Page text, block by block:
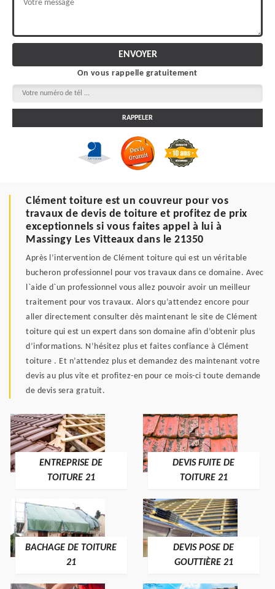
On vous rappelle gratuitement
Clément toiture est un couvreur pour vos
travaux de devis de toiture et profitez de prix
exceptionnels si vous faites appel à lui à
Massingy Les Vitteaux dans le 21350
Après l’intervention de Clément toiture qui est un véritable
bucheron professionnel pour vos travaux dans ce domaine. Avec
l`aide d`un professionnel vous allez pouvoir avoir un meilleur
traitement pour vos travaux. Alors qu’attendez encore pour
aller directement consulter dès maintenant le site de Clément
toiture qui est un expert dans son domaine afin d’obtenir plus
d’informations. N’hésitez plus et faites confiance à Clément
toiture . Et n’attendez plus et demandez des maintenant votre
devis au plus vite et profitez-en pour ce mois-ci toute demande
de devis sera gratuit.
ENTREPRISE DE
TOITURE 21
DEVIS FUITE DE
TOITURE 21
BACHAGE DE TOITURE
21
DEVIS POSE DE
GOUTTIÈRE 21